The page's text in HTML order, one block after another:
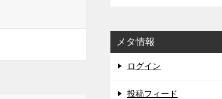
メタ情報
ログイン
投稿フィード